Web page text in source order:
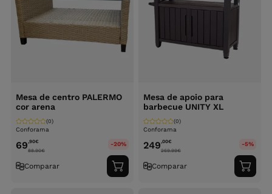
Mesa de centro PALERMO
cor arena
Conforama
(0)
69,90€
88.90€
-20%
Comparar
Adicionar
ao
Mesa de apoio para
barbecue UNITY XL
Conforama
(0)
249,00€
269.99€
-5%
Comparar
ao